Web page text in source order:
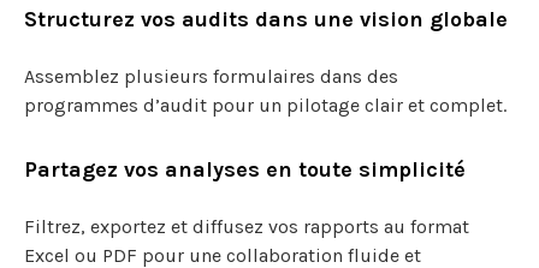
Structurez vos audits dans une vision globale
Assemblez plusieurs formulaires dans des
programmes d’audit pour un pilotage clair et complet.
Partagez vos analyses en toute simplicité
Filtrez, exportez et diffusez vos rapports au format
Excel ou PDF pour une collaboration fluide et